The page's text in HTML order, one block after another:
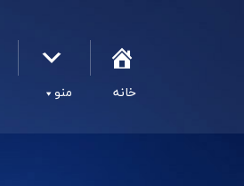
خانه منو